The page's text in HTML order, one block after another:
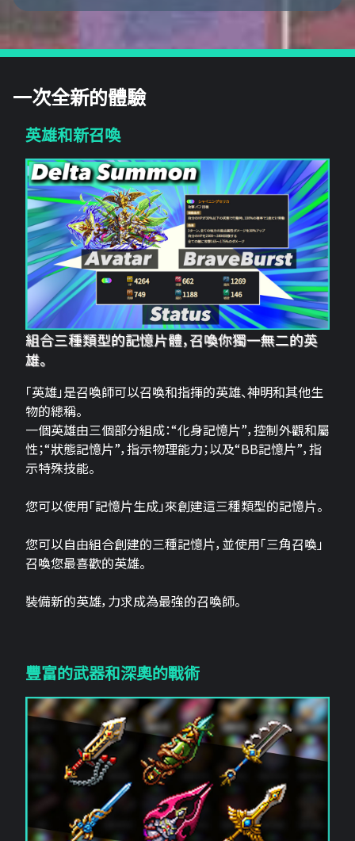
一次全新的體驗
英雄和新召喚
組合三種類型的記憶片體，召喚你獨一無二的英
雄。
「英雄」是召喚師可以召喚和指揮的英雄、神明和其他生
物的總稱。
一個英雄由三個部分組成：“化身記憶片”，控制外觀和屬
性；“狀態記憶片”，指示物理能力；以及“BB記憶片”，指
示特殊技能。
您可以使用「記憶片生成」來創建這三​​種類型的記憶片。
您可以自由組合創建的三種記憶片，並使用「三角召喚」
召喚您最喜歡的英雄。
裝備新的英雄，力求成為最強的召喚師。
豐富的武器和深奧的戰術